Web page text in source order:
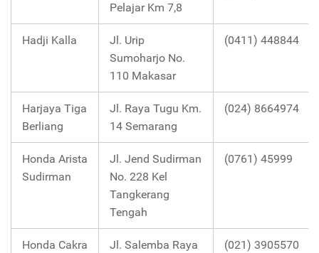
Pelajar Km 7,8
Hadji Kalla
Jl. Urip
Sumoharjo No.
110 Makasar
(0411) 448844
Harjaya Tiga
Berliang
Jl. Raya Tugu Km.
14 Semarang
(024) 8664974
Honda Arista
Sudirman
Jl. Jend Sudirman
No. 228 Kel
Tangkerang
Tengah
(0761) 45999
Honda Cakra
Jl. Salemba Raya
(021) 3905570